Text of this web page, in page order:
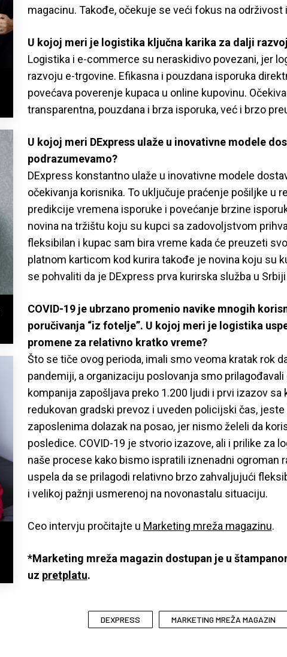
magacinu. Takođe, očekuje se veći fokus na
U kojoj meri je logistika ključna karika za dalji
Logistika i e-commerce su neraskidivo povezani, jer
razvoju e-trgovine. Efikasna i pouzdana isporuka
povećava poverenje kupaca u online kupovinu.
transparentna, pouzdana i brza isporuka, već i brzo
U kojoj meri DExpress ulaže u inovativne modele
podrazumevamo?
DExpress konstantno ulaže u inovativne modele
očekivanja korisnika. To uključuje praćenje pošiljke u
predikcije vremena isporuke i povećanje brzine
novina na tržištu koju su kupci sa zadovoljstvom
fleksibilan i kupac sam bira vreme kada će preuzeti
platnom karticom kod kurira takođe je novina koju su
se pohvaliti da je DExpress prva kurirska služba u
COVID-19 je ubrzano promenio navike mnogih
poručivanja “iz fotelje”. U kojoj meri je logistika
promene za relativno kratko vreme?
Što se tiče ovog perioda, imali smo veoma kratak rok
pandemiji, a organizaciju poslovanja smo
kompanija zapošljava preko 1.200 ljudi i prvi izazov
redukovan gradski prevoz i uveden policijski čas,
zaposlenima dolazak na posao, jer nismo želeli da
posledice. COVID-19 je stvorio izazove, ali i prilike za
naše procese kako bismo ispratili iznenadni ogroman
uspela da se prilagodi relativno brzo zahvaljujući
i velikoj pažnji usmerenoj na novonastalu situaciju.
Ceo intervju pročitajte u Marketing mreža magazinu.
*Marketing mreža magazin dostupan je u
uz pretplatu.
DEXPRESS MARKETING MREŽA MAGAZIN